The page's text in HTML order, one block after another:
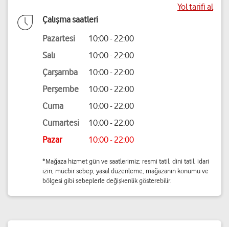
Yol tarifi al
Çalışma saatleri
Pazartesi
10:00 - 22:00
Salı
10:00 - 22:00
Çarşamba
10:00 - 22:00
Perşembe
10:00 - 22:00
Cuma
10:00 - 22:00
Cumartesi
10:00 - 22:00
Pazar
10:00 - 22:00
*Mağaza hizmet gün ve saatlerimiz; resmi tatil, dini tatil, idari
izin, mücbir sebep, yasal düzenleme, mağazanın konumu ve
bölgesi gibi sebeplerle değişkenlik gösterebilir.